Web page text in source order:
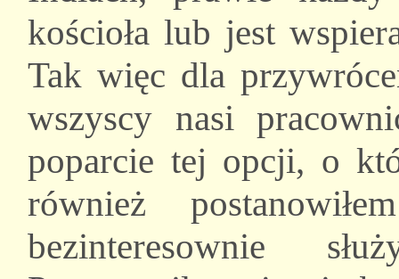
kościoła lub jest
Tak więc dla
wszyscy nasi
poparcie tej opcji, o
również
bezinteresownie